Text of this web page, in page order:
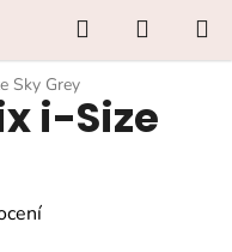
Hledat
KOŠÍK
Sky Grey
i-Size